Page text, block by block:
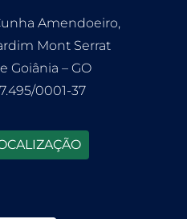
Amendoeiro,
Mont Serrat
Goiânia – GO
0001-37